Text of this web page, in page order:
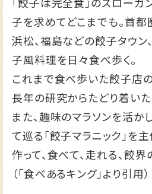
子を求めてどこまでも。首都
浜松、福島などの餃子タウン
子風料理を日々食べ歩く。
これまで食べ歩いた餃子店
長年の研究からたどり着い
また、趣味のマラソンを活か
て巡る「餃子マラニック」を主
作って、食べて、走れる、餃
（「食べあるキング」より引用）